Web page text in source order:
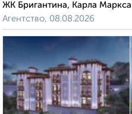
ЖК Бригантина, Карла
Агентство, 08.08.2026